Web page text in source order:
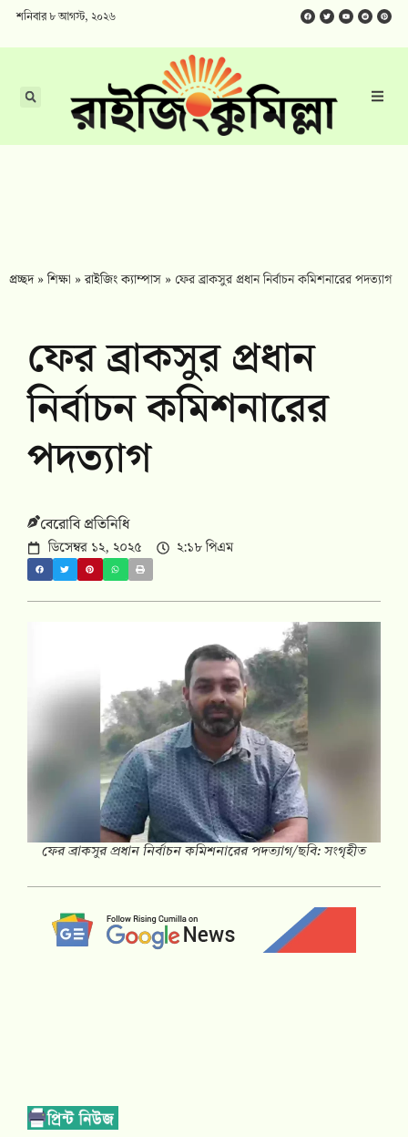
শনিবার ৮ আগস্ট, ২০২৬
প্রচ্ছদ»শিক্ষা »রাইজিং ক্যাম্পাস » ফের ব্রাকসুর প্রধান নির্বাচন কমিশনারের পদত্যাগ
ফের ব্রাকসুর প্রধান
নির্বাচন কমিশনারের
পদত্যাগ
বেরোবি প্রতিনিধি
ডিসেম্বর ১২, ২০২৫ ২:১৮ পিএম
ফের ব্রাকসুর প্রধান নির্বাচন কমিশনারের পদত্যাগ/ছবি: সংগৃহীত